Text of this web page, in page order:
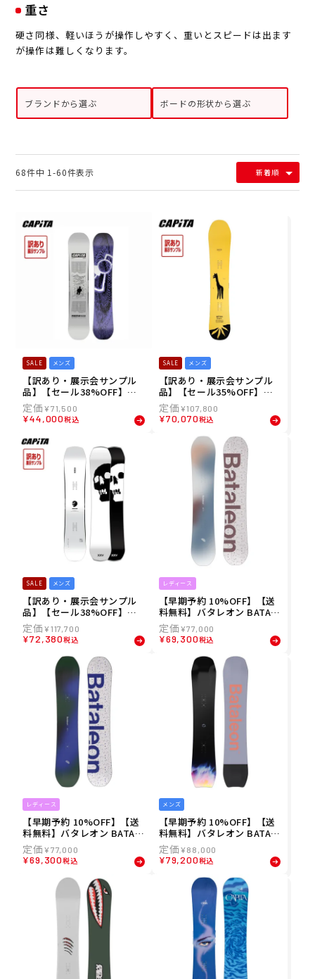
重さ
硬さ同様、軽いほうが操作しやすく、重いとスピードは出ます
が操作は難しくなります。
ブランドから選ぶ ボードの形状から選ぶ
新着順
68件中 1-60件表示
SALE メンズ
【訳あり・展示会サンプル
品】【セール38%OFF】キ
ャピタ CAPITA 25-26 パス
ファインダー PATHFINDER
スノーボード 21040700-SM
P
¥71,500
¥44,000税込
SALE メンズ
【訳あり・展示会サンプル
品】【セール35%OFF】キ
ャピタ CAPITA 25-26 エア
ロノート AERONAUT スノ
ーボード 21030100-SMP
¥107,800
¥70,070税込
SALE メンズ
【訳あり・展示会サンプル
品】【セール38%OFF】キ
ャピタ CAPITA 25-26 THE
BLACK SNOWBOARD OF D
EATH スノーボード 210201
¥117,700
¥72,380税込
レディース
【早期予約 10%OFF】【送
料無料】バタレオン BATAL
EON 26-27 レディース Wo
men.s Mojo スノーボード
S-BOARD2627-24
¥77,000
¥69,300税込
レディース
【早期予約 10%OFF】【送
料無料】バタレオン BATAL
EON 26-27 レディース Wo
men.s Mojo スノーボード
S-BOARD2627-24
¥77,000
¥69,300税込
メンズ
【早期予約 10%OFF】【送
料無料】バタレオン BATAL
EON 26-27 メンズ Whatev
er スノーボード S-BOARD2
627-22
¥88,000
¥79,200税込